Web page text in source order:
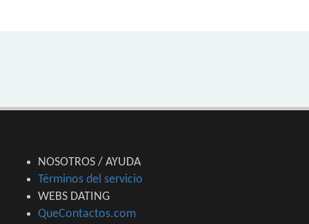
NOSOTROS / AYUDA
Términos del servicio
WEBS DATING
QueContactos.com